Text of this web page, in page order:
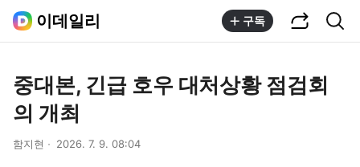
이데일리 구독
중대본, 긴급 호우 대처상황 점검회
의 개최
함지현 2026. 7. 9. 08:04